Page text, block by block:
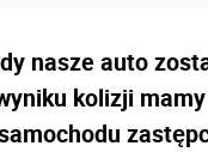
nasze auto
kolizji